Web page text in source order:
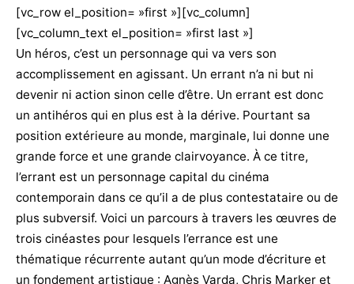
[vc_row el_position= »first »][vc_column]
[vc_column_text el_position= »first last »]
Un héros, c’est un personnage qui va vers son
accomplissement en agissant. Un errant n’a ni but ni
devenir ni action sinon celle d’être. Un errant est donc
un antihéros qui en plus est à la dérive. Pourtant sa
position extérieure au monde, marginale, lui donne une
grande force et une grande clairvoyance. À ce titre,
l’errant est un personnage capital du cinéma
contemporain dans ce qu’il a de plus contestataire ou de
plus subversif. Voici un parcours à travers les œuvres de
trois cinéastes pour lesquels l’errance est une
thématique récurrente autant qu’un mode d’écriture et
un fondement artistique : Agnès Varda, Chris Marker et